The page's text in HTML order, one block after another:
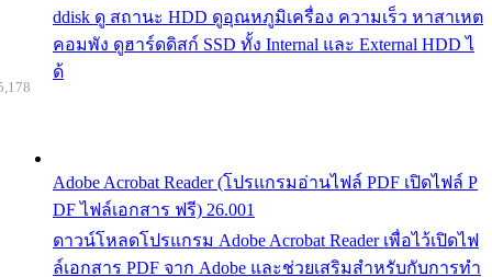
ddisk ดู สถานะ HDD ดูอุณหภูมิเครื่อง ความเร็ว หาสาเหต
คอมพัง ดูฮาร์ดดิสก์ SSD ทั้ง Internal และ External HDD ไ
ด้
Adobe Acrobat Reader (โปรแกรมอ่านไฟล์ PDF เปิดไฟล์ P
DF ไฟล์เอกสาร ฟรี) 26.001
ดาวน์โหลดโปรแกรม Adobe Acrobat Reader เพื่อไว้เปิดไฟ
ล์เอกสาร PDF จาก Adobe และช่วยเสริมสำหรับกับการทำ